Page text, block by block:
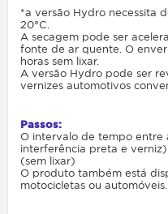
*a versão Hydro necessita
20°C.
A secagem pode ser
fonte de ar quente. O
horas sem lixar.
A versão Hydro pode ser
vernizes automotivos
Passos:
O intervalo de tempo entre
interferência preta e
(sem lixar)
O produto também está
motocicletas ou automóveis.